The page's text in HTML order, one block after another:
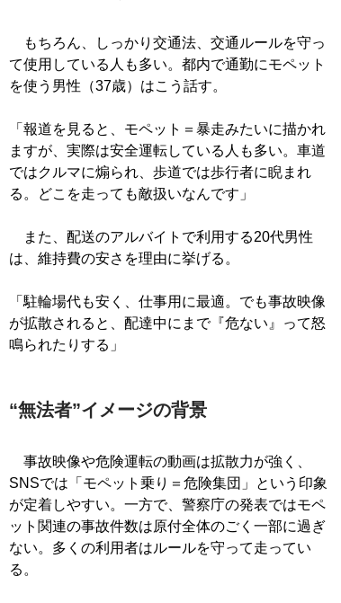
もちろん、しっかり交通法、交通ルールを守っ
て使用している人も多い。都内で通勤にモペット
を使う男性（37歳）はこう話す。
「報道を見ると、モペット＝暴走みたいに描かれ
ますが、実際は安全運転している人も多い。車道
ではクルマに煽られ、歩道では歩行者に睨まれ
る。どこを走っても敵扱いなんです」
また、配送のアルバイトで利用する20代男性
は、維持費の安さを理由に挙げる。
「駐輪場代も安く、仕事用に最適。でも事故映像
が拡散されると、配達中にまで『危ない』って怒
鳴られたりする」
“無法者”イメージの背景
事故映像や危険運転の動画は拡散力が強く、
SNSでは「モペット乗り＝危険集団」という印象
が定着しやすい。一方で、警察庁の発表ではモペ
ット関連の事故件数は原付全体のごく一部に過ぎ
ない。多くの利用者はルールを守って走ってい
る。